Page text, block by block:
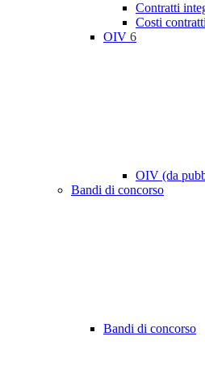
Contratti
Costi
OIV 6
OIV (da
Bandi di concorso
Bandi di concorso